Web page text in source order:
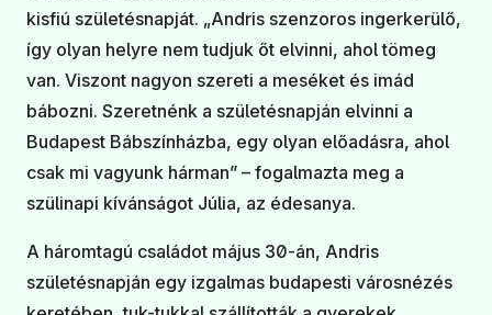
kisfiú születésnapját. „Andris szenzoros ingerkerülő,
így olyan helyre nem tudjuk őt elvinni, ahol tömeg
van. Viszont nagyon szereti a meséket és imád
bábozni. Szeretnénk a születésnapján elvinni a
Budapest Bábszínházba, egy olyan előadásra, ahol
csak mi vagyunk hárman” – fogalmazta meg a
szülinapi kívánságot Júlia, az édesanya.
A háromtagú családot május 30-án, Andris
születésnapján egy izgalmas budapesti városnézés